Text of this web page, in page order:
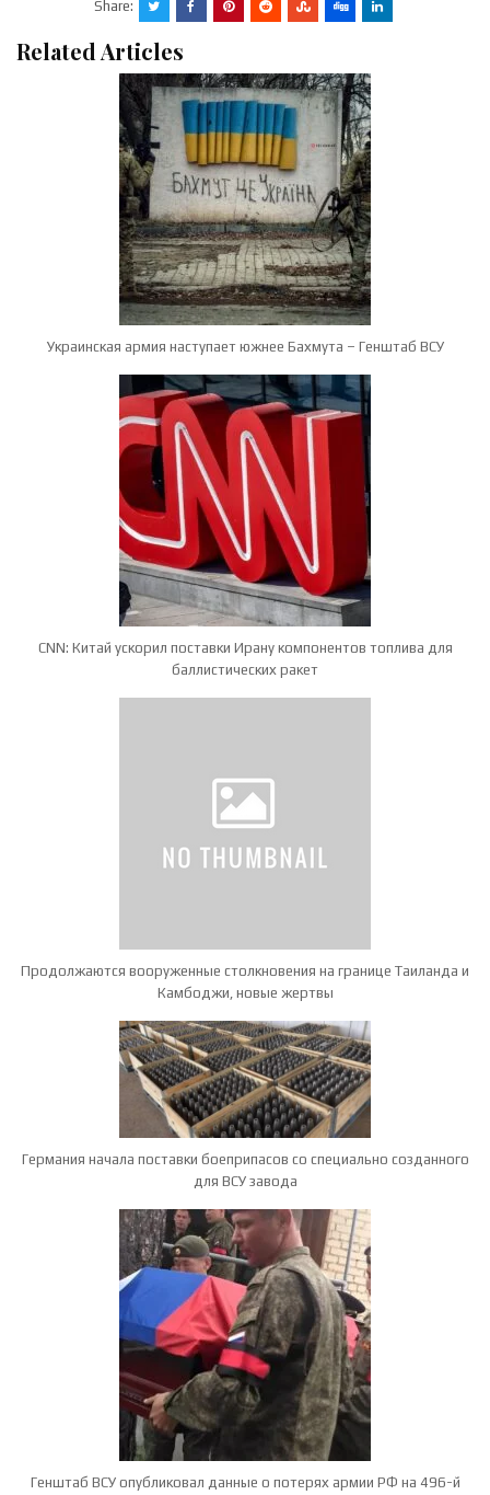
Share:
Related Articles
Украинская армия наступает южнее Бахмута – Генштаб ВСУ
CNN: Китай ускорил поставки Ирану компонентов топлива для
баллистических ракет
Продолжаются вооруженные столкновения на границе Таиланда и
Камбоджи, новые жертвы
Германия начала поставки боеприпасов со специально созданного
для ВСУ завода
Генштаб ВСУ опубликовал данные о потерях армии РФ на 496-й